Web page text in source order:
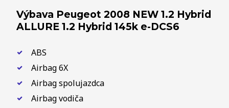
Výbava Peugeot 2008 NEW 1.2 Hybrid
ALLURE 1.2 Hybrid 145k e-DCS6
ABS
Airbag 6X
Airbag spolujazdca
Airbag vodiča